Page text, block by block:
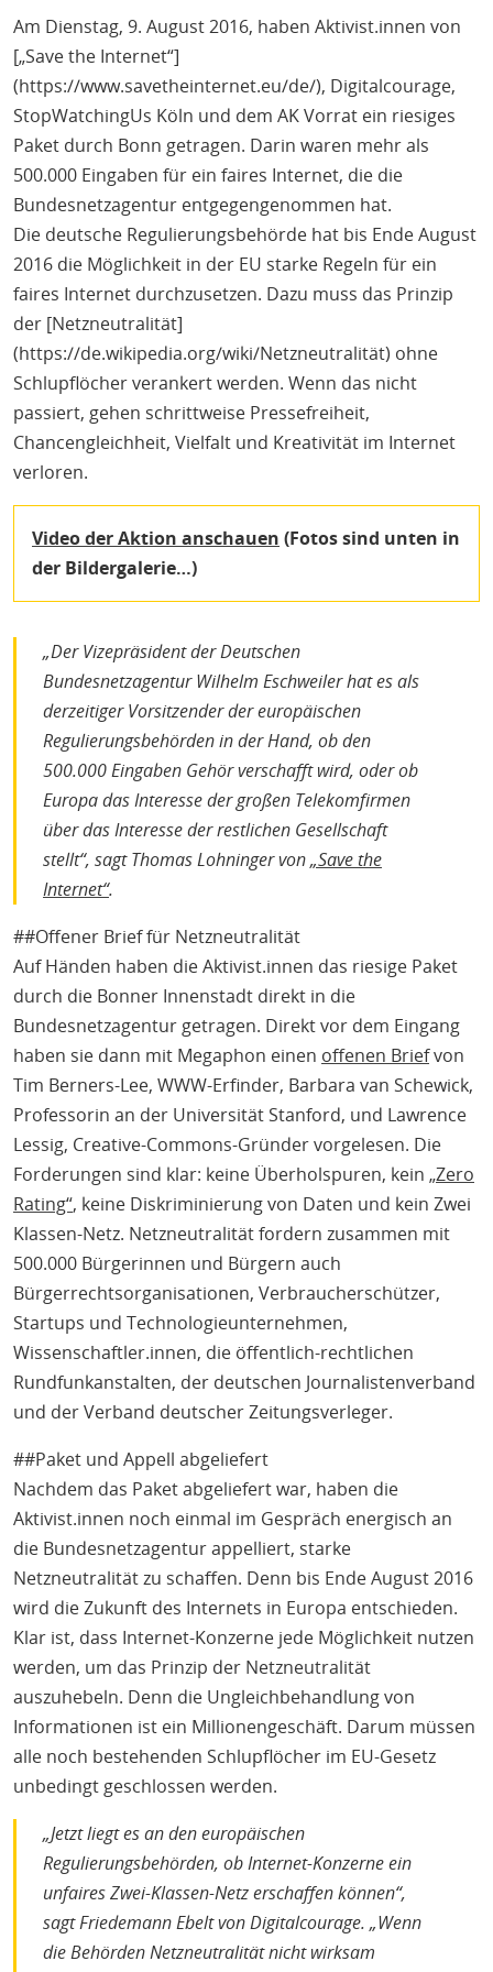
Am Dienstag, 9. August 2016, haben Aktivist.innen von
[„Save the Internet“]
(https://www.savetheinternet.eu/de/), Digitalcourage,
StopWatchingUs Köln und dem AK Vorrat ein riesiges
Paket durch Bonn getragen. Darin waren mehr als
500.000 Eingaben für ein faires Internet, die die
Bundesnetzagentur entgegengenommen hat.
Die deutsche Regulierungsbehörde hat bis Ende August
2016 die Möglichkeit in der EU starke Regeln für ein
faires Internet durchzusetzen. Dazu muss das Prinzip
der [Netzneutralität]
(https://de.wikipedia.org/wiki/Netzneutralität) ohne
Schlupflöcher verankert werden. Wenn das nicht
passiert, gehen schrittweise Pressefreiheit,
Chancengleichheit, Vielfalt und Kreativität im Internet
verloren.
Video der Aktion anschauen (Fotos sind unten in
der Bildergalerie…)
„Der Vizepräsident der Deutschen
Bundesnetzagentur Wilhelm Eschweiler hat es als
derzeitiger Vorsitzender der europäischen
Regulierungsbehörden in der Hand, ob den
500.000 Eingaben Gehör verschafft wird, oder ob
Europa das Interesse der großen Telekomfirmen
über das Interesse der restlichen Gesellschaft
stellt“, sagt Thomas Lohninger von„Save the
Internet“.
##Offener Brief für Netzneutralität
Auf Händen haben die Aktivist.innen das riesige Paket
durch die Bonner Innenstadt direkt in die
Bundesnetzagentur getragen. Direkt vor dem Eingang
haben sie dann mit Megaphon einen offenen Briefvon
Tim Berners-Lee, WWW-Erfinder, Barbara van Schewick,
Professorin an der Universität Stanford, und Lawrence
Lessig, Creative-Commons-Gründer vorgelesen. Die
Forderungen sind klar: keine Überholspuren, kein „Zero
Rating“, keine Diskriminierung von Daten und kein Zwei
Klassen-Netz. Netzneutralität fordern zusammen mit
500.000 Bürgerinnen und Bürgern auch
Bürgerrechtsorganisationen, Verbraucherschützer,
Startups und Technologieunternehmen,
Wissenschaftler.innen, die öffentlich-rechtlichen
Rundfunkanstalten, der deutschen Journalistenverband
und der Verband deutscher Zeitungsverleger.
##Paket und Appell abgeliefert
Nachdem das Paket abgeliefert war, haben die
Aktivist.innen noch einmal im Gespräch energisch an
die Bundesnetzagentur appelliert, starke
Netzneutralität zu schaffen. Denn bis Ende August 2016
wird die Zukunft des Internets in Europa entschieden.
Klar ist, dass Internet-Konzerne jede Möglichkeit nutzen
werden, um das Prinzip der Netzneutralität
auszuhebeln. Denn die Ungleichbehandlung von
Informationen ist ein Millionengeschäft. Darum müssen
alle noch bestehenden Schlupflöcher im EU-Gesetz
unbedingt geschlossen werden.
„Jetzt liegt es an den europäischen
Regulierungsbehörden, ob Internet-Konzerne ein
unfaires Zwei-Klassen-Netz erschaffen können“,
sagt Friedemann Ebelt von Digitalcourage. „Wenn
die Behörden Netzneutralität nicht wirksam